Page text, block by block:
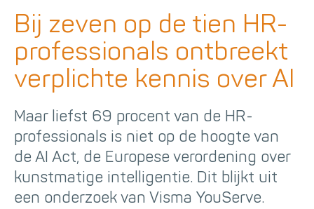
Bij zeven op de tien HR-
professionals ontbreekt
verplichte kennis over AI
Maar liefst 69 procent van de HR-
professionals is niet op de hoogte van
de AI Act, de Europese verordening over
kunstmatige intelligentie. Dit blijkt uit
een onderzoek van Visma YouServe.